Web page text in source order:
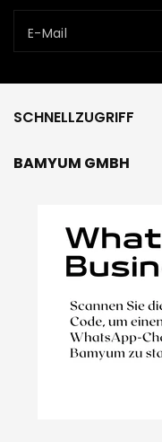
E-Mail
SCHNELLZUGRIFF
BAMYUM GMBH